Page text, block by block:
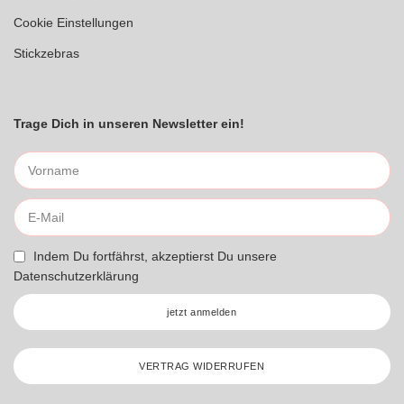
Cookie Einstellungen
Stickzebras
Trage Dich in unseren Newsletter ein!
Indem Du fortfährst, akzeptierst Du unsere
Datenschutzerklärung
jetzt anmelden
VERTRAG WIDERRUFEN